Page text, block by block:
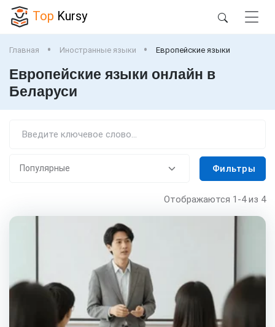
Top Kursy
Главная Иностранные языки Европейские языки
Европейские языки онлайн в
Беларуси
Фильтры
Отображаются 1-4из 4